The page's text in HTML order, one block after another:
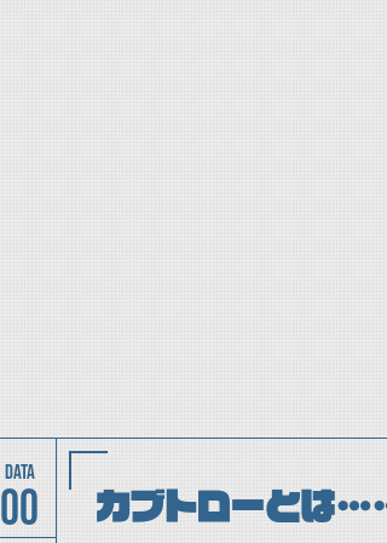
00
カブトローとは